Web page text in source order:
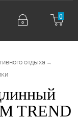
0
отдыха →
TREND